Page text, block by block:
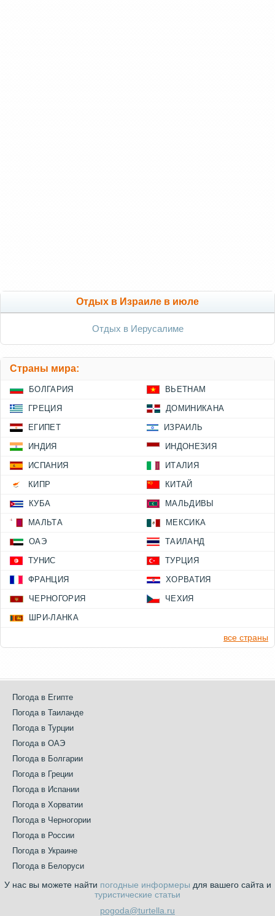
Отдых в Израиле в июле
Отдых в Иерусалиме
Страны мира:
БОЛГАРИЯ ВЬЕТНАМ
ГРЕЦИЯ ДОМИНИКАНА
ЕГИПЕТ ИЗРАИЛЬ
ИНДИЯ ИНДОНЕЗИЯ
ИСПАНИЯ ИТАЛИЯ
КИПР КИТАЙ
КУБА МАЛЬДИВЫ
МАЛЬТА МЕКСИКА
ОАЭ ТАИЛАНД
ТУНИС ТУРЦИЯ
ФРАНЦИЯ ХОРВАТИЯ
ЧЕРНОГОРИЯ ЧЕХИЯ
ШРИ-ЛАНКА
все страны
Погода в Египте
Погода в Таиланде
Погода в Турции
Погода в ОАЭ
Погода в Болгарии
Погода в Греции
Погода в Испании
Погода в Хорватии
Погода в Черногории
Погода в России
Погода в Украине
Погода в Белоруси
У нас вы можете найти погодные информеры для вашего сайта и
туристические статьи
pogoda@turtella.ru